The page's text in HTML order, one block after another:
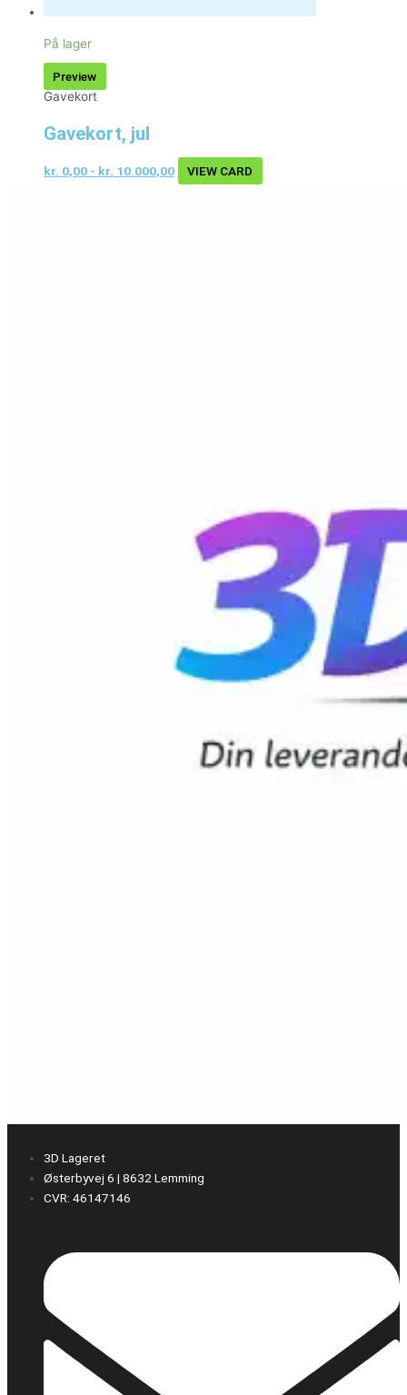
På lager
Preview
Gavekort
Gavekort, jul
kr. 0,00 - kr. 10.000,00 VIEW CARD
3D Lageret
Østerbyvej 6 | 8632 Lemming
CVR: 46147146